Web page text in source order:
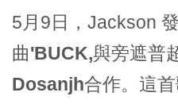
5月9日，Jackson
曲'BUCK,與旁遮普
Dosanjh合作。這